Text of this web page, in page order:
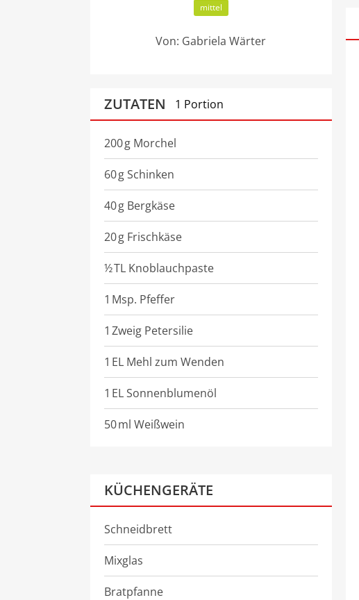
mittel
Von: Gabriela Wärter
ZUTATEN 1 Portion
200g Morchel
60gSchinken
40g Bergkäse
20g Frischkäse
½TL Knoblauchpaste
1 Msp. Pfeffer
1 Zweig Petersilie
1 EL Mehl zum Wenden
1 ELSonnenblumenöl
50ml Weißwein
KÜCHENGERÄTE
Schneidbrett
Mixglas
Bratpfanne